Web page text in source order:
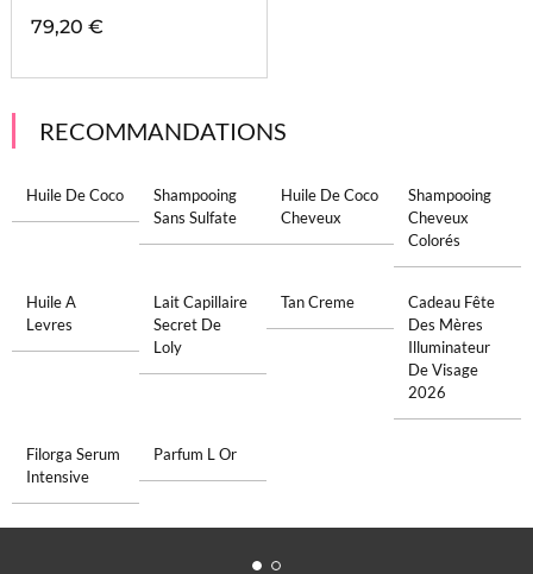
79,20 €
RECOMMANDATIONS
Huile De Coco
Shampooing
Sans Sulfate
Huile De Coco
Cheveux
Shampooing
Cheveux
Colorés
Huile A
Levres
Lait Capillaire
Secret De
Loly
Tan Creme
Cadeau Fête
Des Mères
Illuminateur
De Visage
2026
Filorga Serum
Intensive
Parfum L Or